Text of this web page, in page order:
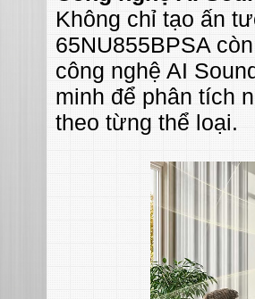
Không chỉ tạo ấn
65NU855BPSA
công nghệ AI
minh để phân tích
theo từng thể loại.